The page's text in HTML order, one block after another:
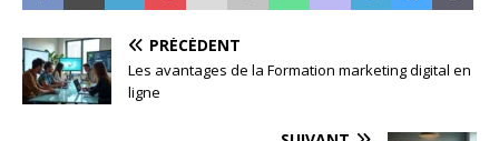
PRÉCÉDENT
Les avantages de la Formation marketing digital en
ligne